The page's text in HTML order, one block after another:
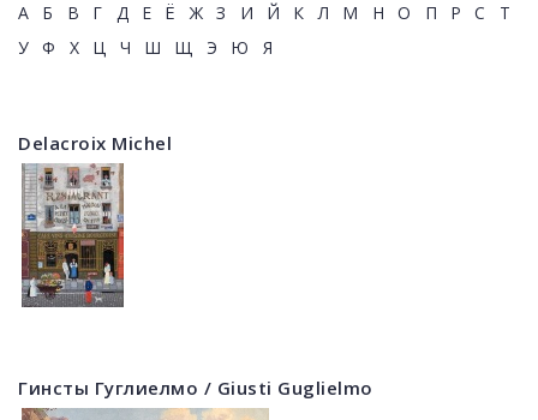
А
Б В Г Д Е Ё Ж З И Й К Л М Н О П Р С
Т
У
Ф Х Ц Ч Ш Щ Э Ю Я
Delacroix Michel
Гинсты Гуглиелмо / Giusti Guglielmo